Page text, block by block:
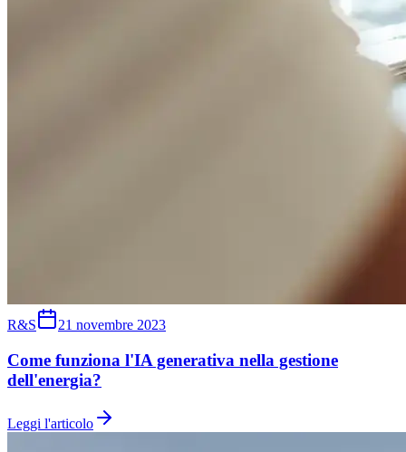
R&S 21 novembre 2023
Come funziona l'IA generativa nella gestione
dell'energia?
Leggi l'articolo